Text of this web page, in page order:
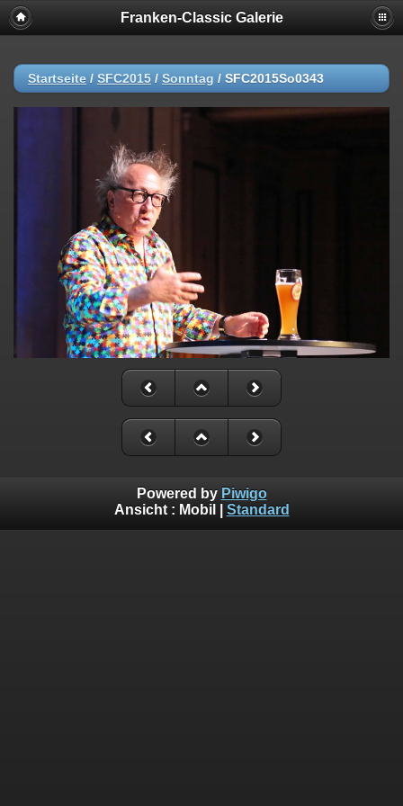
Franken-Classic Galerie
Startseite / SFC2015 / Sonntag / SFC2015So0343
Powered by Piwigo
Ansicht : Mobil Standard